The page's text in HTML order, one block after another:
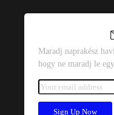
Maradj naprakész
hogy ne maradj le